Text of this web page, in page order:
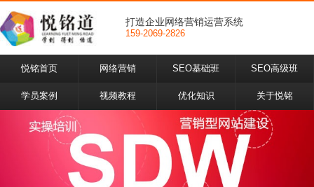
打造企业网络营销运营系统
159-2069-2826
悦铭首页 网络营销 SEO基础班 SEO高级班
学员案例 视频教程 优化知识 关于悦铭